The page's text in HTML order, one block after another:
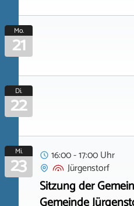
Mo.
21
Di.
22
Mi.
23
16:00 - 17:00 Uhr
Jürgenstorf
Sitzung der